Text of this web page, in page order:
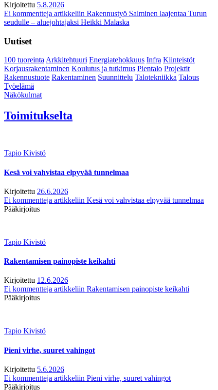
Kirjoitettu 5.8.2026
Ei kommentteja artikkeliin Rakennustyö Salminen laajentaa Turun
seudulle – aluejohtajaksi Heikki Malaska
Uutiset
100 tuoreintaArkkitehtuuri Energiatehokkuus Infra Kiinteistöt
Korjausrakentaminen Koulutus ja tutkimus Pientalo Projektit
Rakennustuote Rakentaminen Suunnittelu Talotekniikka Talous
Työelämä
Näkökulmat
Toimitukselta
Tapio Kivistö
Kesä voi vahvistaa elpyvää tunnelmaa
Kirjoitettu 26.6.2026
Ei kommentteja artikkeliin Kesä voi vahvistaa elpyvää tunnelmaa
Pääkirjoitus
Tapio Kivistö
Rakentamisen painopiste keikahti
Kirjoitettu 12.6.2026
Ei kommentteja artikkeliin Rakentamisen painopiste keikahti
Pääkirjoitus
Tapio Kivistö
Pieni virhe, suuret vahingot
Kirjoitettu 5.6.2026
Ei kommentteja artikkeliin Pieni virhe, suuret vahingot
Pääkirjoitus